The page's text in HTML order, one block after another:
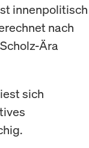
innenpolitisch
nach
Ära
sich